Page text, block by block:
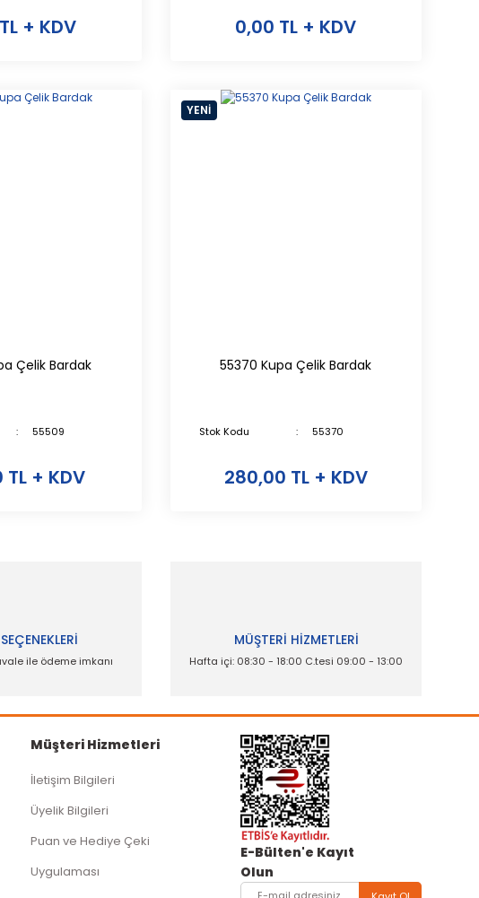
+ KDV 0,00 TL + KDV
Çelik Bardak
55509
TL + KDV
YENİ
55370 Kupa Çelik Bardak
Stok Kodu 55370
280,00 TL + KDV
ile ödeme imkanı
MÜŞTERİ HİZMETLERİ
Hafta içi: 08:30 - 18:00 C.tesi 09:00 - 13:00
Müşteri Hizmetleri
İletişim Bilgileri
Üyelik Bilgileri
Puan ve Hediye Çeki
Uygulaması
E-Bülten'e Kayıt
Olun